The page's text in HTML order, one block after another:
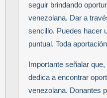
seguir brindando
venezolana. Dar a
sencillo. Puedes hacer
puntual. Toda
Importante señalar
dedica a encontrar
venezolana. Donantes